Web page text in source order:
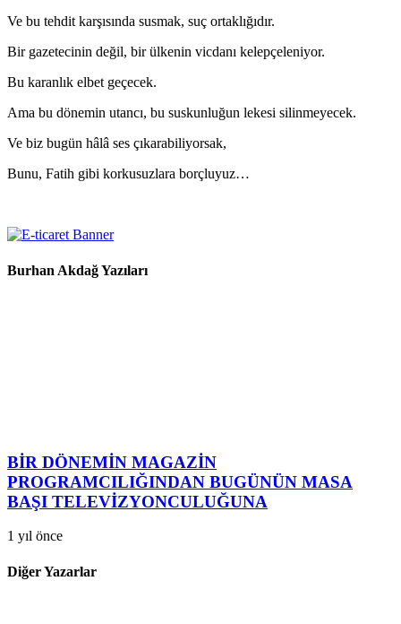
Ve bu tehdit karşısında susmak, suç ortaklığıdır.
Bir gazetecinin değil, bir ülkenin vicdanı kelepçeleniyor.
Bu karanlık elbet geçecek.
Ama bu dönemin utancı, bu suskunluğun lekesi silinmeyecek.
Ve biz bugün hâlâ ses çıkarabiliyorsak,
Bunu, Fatih gibi korkusuzlara borçluyuz…
Burhan Akdağ Yazıları
BİR DÖNEMİN MAGAZİN
PROGRAMCILIĞINDAN BUGÜNÜN MASA
BAŞI TELEVİZYONCULUĞUNA
1 yıl önce
Diğer Yazarlar